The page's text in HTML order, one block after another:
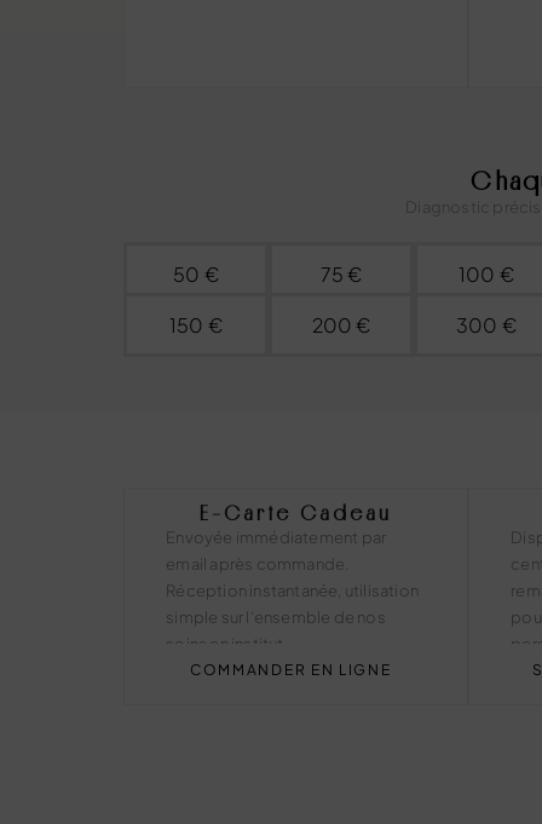
Diagnostic
50 € 75 €
100 €
150 €
200 € 300 €
E-Carte Cadeau
Envoyée immédiatement par
email après commande.
Réception instantanée, utilisation
simple sur l’ensemble de nos
soins en institut.
COMMANDER EN LIGNE